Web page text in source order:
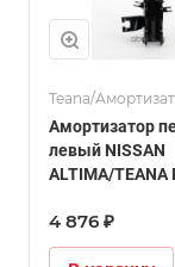
Teana/
Амортизатор
левый NISSAN
ALTIMA/TEANA
4 876 ₽